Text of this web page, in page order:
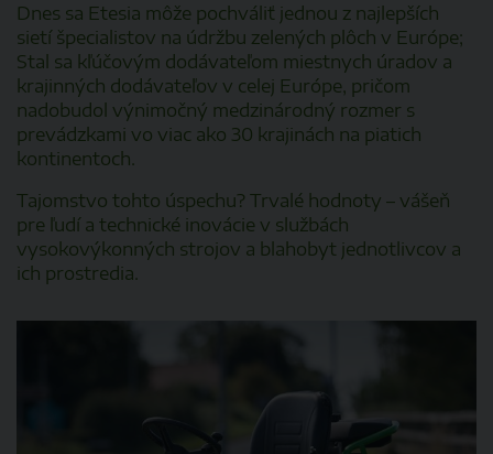
Dnes sa Etesia môže pochváliť jednou z najlepších
sietí špecialistov na údržbu zelených plôch v Európe;
Stal sa kľúčovým dodávateľom miestnych úradov a
krajinných dodávateľov v celej Európe, pričom
nadobudol výnimočný medzinárodný rozmer s
prevádzkami vo viac ako 30 krajinách na piatich
kontinentoch.
Tajomstvo tohto úspechu? Trvalé hodnoty – vášeň
pre ľudí a technické inovácie v službách
vysokovýkonných strojov a blahobyt jednotlivcov a
ich prostredia.